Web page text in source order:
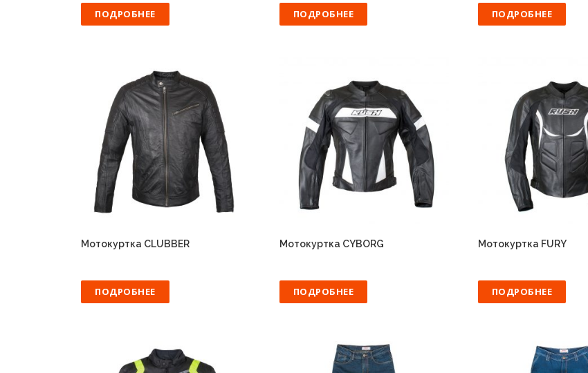
ПОДРОБНЕЕ ПОДРОБНЕЕ ПОДРОБНЕЕ
Мотокуртка CLUBBER
ПОДРОБНЕЕ
Мотокуртка CYBORG
ПОДРОБНЕЕ
Мотокуртка FURY
ПОДРОБНЕЕ